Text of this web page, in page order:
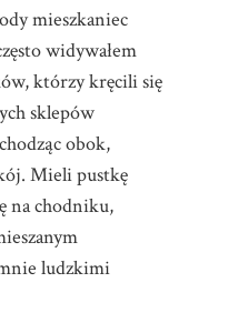
mieszkaniec
widywałem
którzy kręcili się
sklepów
obok,
Mieli pustkę
na chodniku,
ludzkimi